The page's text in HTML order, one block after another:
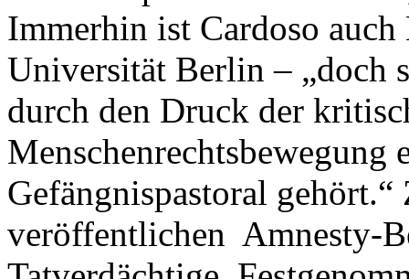
Immerhin ist Cardoso
Universität Berlin – „doch
durch den Druck der
Menschenrechtsbewegung
Gefängnispastoral
veröffentlichen Amnesty-